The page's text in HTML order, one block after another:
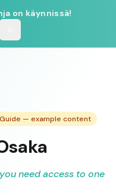
on käynnissä!
— example content
need access to one